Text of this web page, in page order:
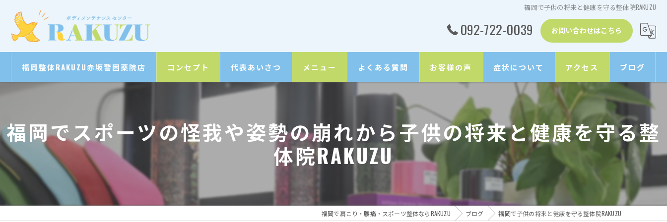
福岡で子供の将来と健康を守る整体院RAKUZU
092-722-0039 お問い合わせはこちら
福岡整体RAKUZU赤坂警固薬院店 コンセプト 代表あいさつ メニュー
全身ボディケアコース
子供の（スポーツ）整体
パーソナルトレーニング
ダイエット
よくある質問 お客様の声 症状について
頚椎ヘルニア
ストレートネック
顎関節症
肩こり
胸郭出口症候群
アクセス ブログ
福岡でスポーツの怪我や姿勢の崩れから子供の将来と健康を守る整
体院RAKUZU
福岡で肩こり・腰痛・スポーツ整体ならRAKUZU ブログ 福岡で子供の将来と健康を守る整体院RAKUZU